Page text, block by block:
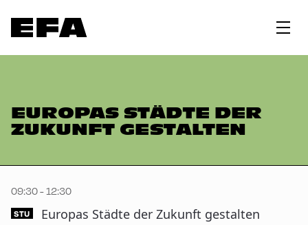
EUROPAS STÄDTE DER
ZUKUNFT GESTALTEN
09:30 - 12:30
STU Europas Städte der Zukunft gestalten